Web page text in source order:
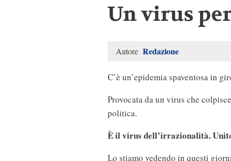
Un virus
Autore Redazione
C’è un’epidemia spaventosa in
Provocata da un virus che
politica.
È il virus dell’irrazionalità.
Lo stiamo vedendo in questi